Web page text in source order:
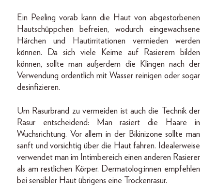
Ein Peeling vorab kann die Haut von abgestorbenen
Hautschüppchen befreien, wodurch eingewachsene
Härchen und Hautirritationen vermieden werden
können. Da sich viele Keime auf Rasierern bilden
können, sollte man außerdem die Klingen nach der
Verwendung ordentlich mit Wasser reinigen oder sogar
desinfizieren.
Um Rasurbrand zu vermeiden ist auch die Technik der
Rasur entscheidend: Man rasiert die Haare in
Wuchsrichtung. Vor allem in der Bikinizone sollte man
sanft und vorsichtig über die Haut fahren. Idealerweise
verwendet man im Intimbereich einen anderen Rasierer
als am restlichen Körper. Dermatolog:innen empfehlen
bei sensibler Haut übrigens eine Trockenrasur.